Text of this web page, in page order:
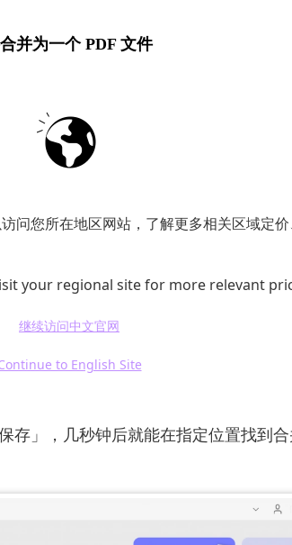
问您所在地区网站，了解更多相关区域定价
your regional site for more relevant
继续访问中文官网
to English Site
并为一个 PDF 文件
在 UPDF 中打开的 PDF 文件；选择「
夹中的所有 PDF 文件，大幅提升效率。
存」，几秒钟后就能在指定位置找到